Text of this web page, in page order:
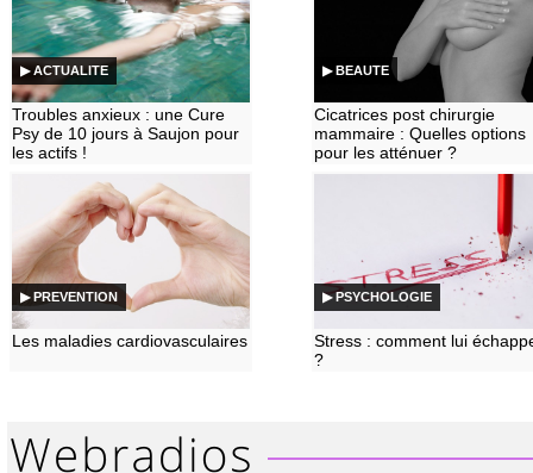
▶ ACTUALITE
Troubles anxieux : une Cure
Psy de 10 jours à Saujon pour
les actifs !
▶ BEAUTE
Cicatrices post chirurgie
mammaire : Quelles options
pour les atténuer ?
▶ PREVENTION
Les maladies cardiovasculaires
▶ PSYCHOLOGIE
Stress : comment lui
?